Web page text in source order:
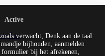
verwacht; Denk aan de taal
bijhouden, aanmelden
bij het afrekenen,